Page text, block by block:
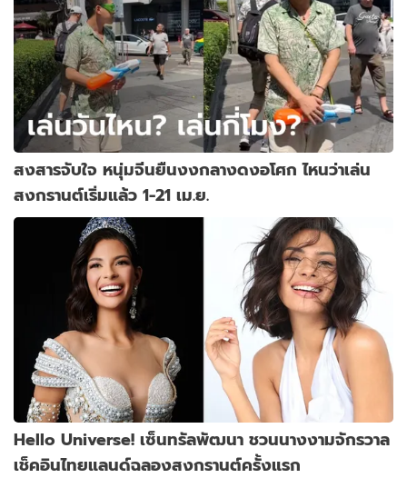
สงสารจับใจ หนุ่มจีนยืนงงกลางดงอโศก ไหนว่าเล่น
สงกรานต์เริ่มแล้ว 1-21 เม.ย.
Hello Universe! เซ็นทรัลพัฒนา ชวนนางงามจักรวาล
เช็คอินไทยแลนด์ฉลองสงกรานต์ครั้งแรก